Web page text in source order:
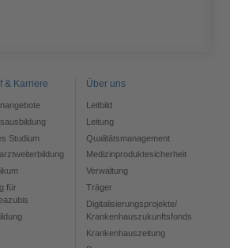
& Karriere
Studium
für
Über uns
Leitbild
Leitung
Qualitätsmanagement
Medizinproduktesicherheit
Verwaltung
Träger
Digitalisierungsprojekte/
Krankenhauszukunftsfonds
Krankenhauszeitung